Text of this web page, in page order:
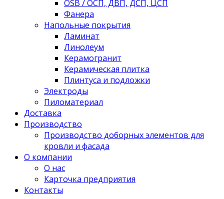
OSB / ОСП, ДВП, ДСП, ЦСП
Фанера
Напольные покрытия
Ламинат
Линолеум
Керамогранит
Керамическая плитка
Плинтуса и подложки
Электроды
Пиломатериал
Доставка
Производство
Производство доборных элементов для
кровли и фасада
О компании
О нас
Карточка предприятия
Контакты